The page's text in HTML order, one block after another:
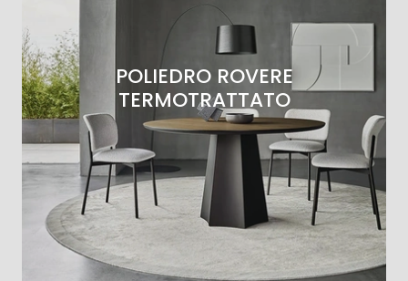
POLIEDRO ROVERE
TERMOTRATTATO